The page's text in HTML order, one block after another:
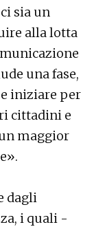
sia un
alla lotta
una fase,
iniziare per
cittadini e
maggior
dagli
i quali -